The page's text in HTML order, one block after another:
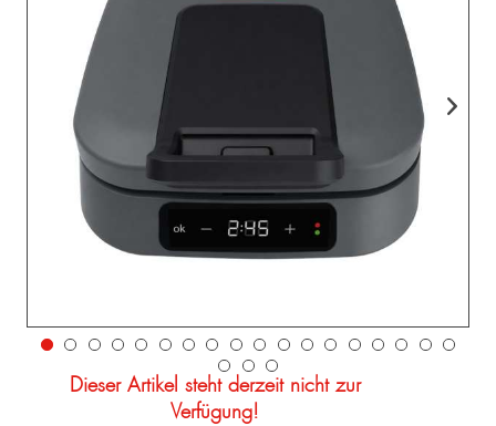
Dieser Artikel steht derzeit nicht zur
Verfügung!